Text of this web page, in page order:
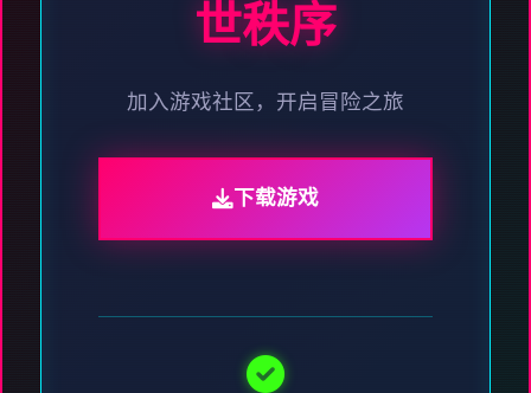
世秩序
加入游戏社区，开启冒险之旅
下载游戏